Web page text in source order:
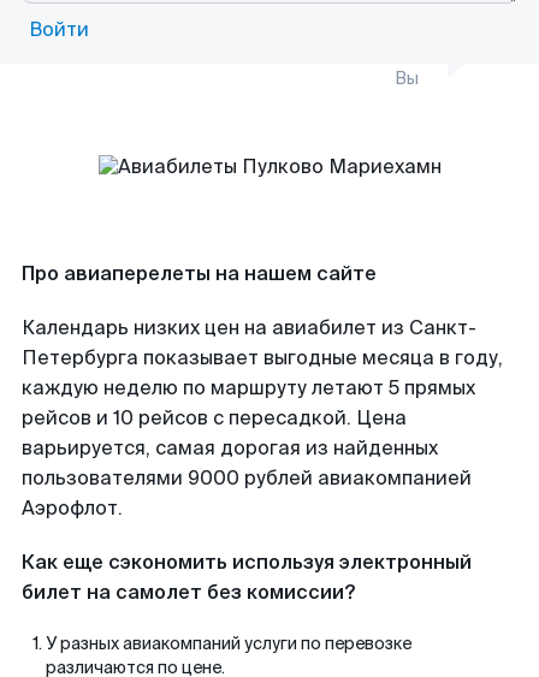
Войти
Вы
Про авиаперелеты на нашем сайте
Календарь низких цен на авиабилет из Санкт-
Петербурга показывает выгодные месяца в году,
каждую неделю по маршруту летают 5 прямых
рейсов и 10 рейсов с пересадкой. Цена
варьируется, самая дорогая из найденных
пользователями 9000 рублей авиакомпанией
Аэрофлот.
Как еще сэкономить используя электронный
билет на самолет без комиссии?
У разных авиакомпаний услуги по перевозке
различаются по цене.